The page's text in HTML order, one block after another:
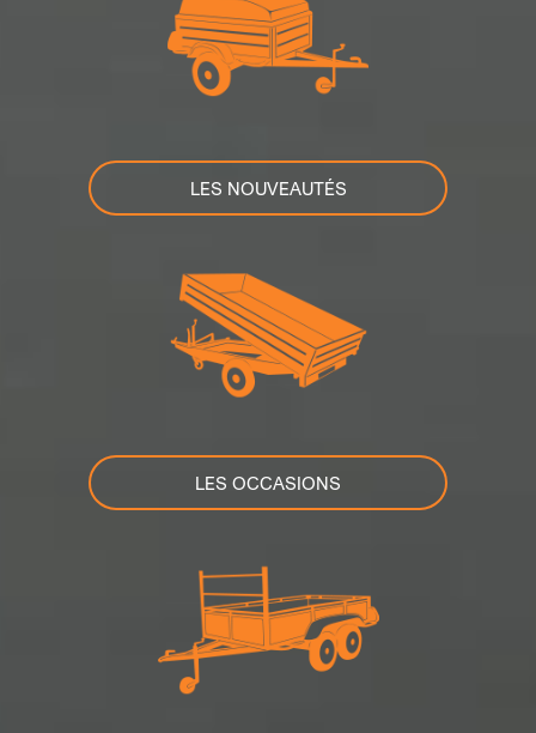
LES NOUVEAUTÉS
LES OCCASIONS